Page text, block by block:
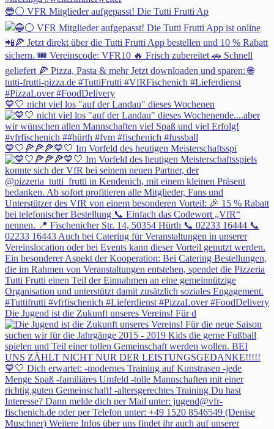
🔵⚪ VFR Mitglieder aufgepasst! Die Tutti Frutti Ap
💙🤍 nicht viel los "auf der Landau" dieses Wochenen
💙🤍🍕🍕🍕💙🤍 Im Vorfeld des heutigen Meisterschaftsspi
Die Jugend ist die Zukunft unseres Vereins! Für d